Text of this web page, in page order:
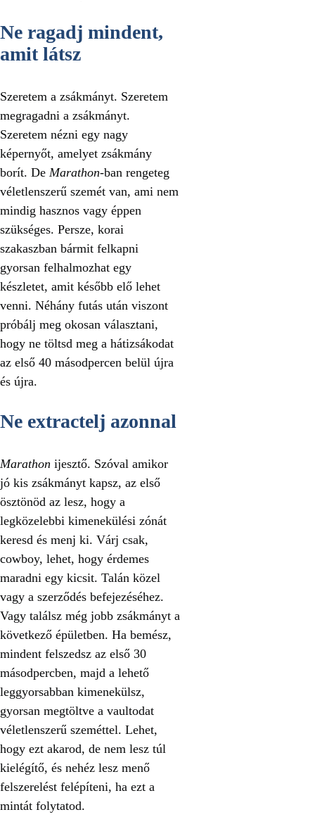
Ne ragadj mindent,
amit látsz
Szeretem a zsákmányt. Szeretem
megragadni a zsákmányt.
Szeretem nézni egy nagy
képernyőt, amelyet zsákmány
borít. De Marathon-ban rengeteg
véletlenszerű szemét van, ami nem
mindig hasznos vagy éppen
szükséges. Persze, korai
szakaszban bármit felkapni
gyorsan felhalmozhat egy
készletet, amit később elő lehet
venni. Néhány futás után viszont
próbálj meg okosan választani,
hogy ne töltsd meg a hátizsákodat
az első 40 másodpercen belül újra
és újra.
Ne extractelj azonnal
Marathon ijesztő. Szóval amikor
jó kis zsákmányt kapsz, az első
ösztönöd az lesz, hogy a
legközelebbi kimenekülési zónát
keresd és menj ki. Várj csak,
cowboy, lehet, hogy érdemes
maradni egy kicsit. Talán közel
vagy a szerződés befejezéséhez.
Vagy találsz még jobb zsákmányt a
következő épületben. Ha bemész,
mindent felszedsz az első 30
másodpercben, majd a lehető
leggyorsabban kimenekülsz,
gyorsan megtöltve a vaultodat
véletlenszerű szeméttel. Lehet,
hogy ezt akarod, de nem lesz túl
kielégítő, és nehéz lesz menő
felszerelést felépíteni, ha ezt a
mintát folytatod.